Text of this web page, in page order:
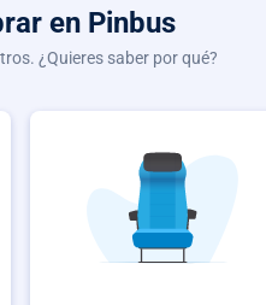
en Pinbus
¿Quieres saber por qué?